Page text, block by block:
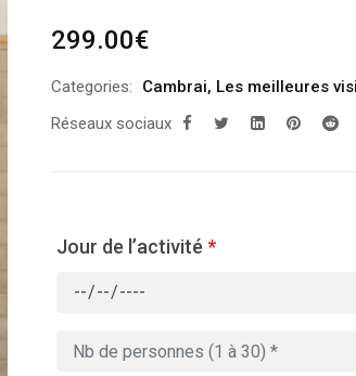
299.00€
Categories: Cambrai, Les meilleures
Réseaux sociaux
Jour de l’activité *